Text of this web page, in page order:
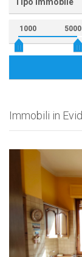
1000
Immobili in